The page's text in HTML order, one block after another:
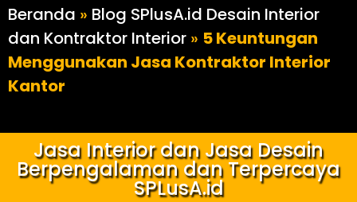
Beranda » Blog SPlusA.id Desain Interior
dan Kontraktor Interior » 5 Keuntungan
Menggunakan Jasa Kontraktor Interior
Kantor
Jasa Interior dan Jasa Desain
Berpengalaman dan Terpercaya
SPLusA.id